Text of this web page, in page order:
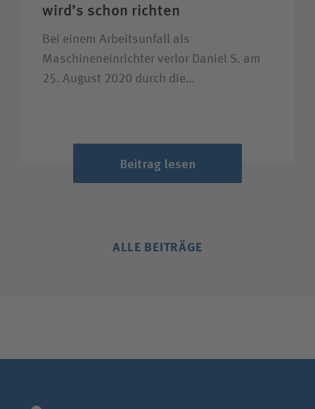
wird’s schon richten
Bei einem Arbeitsunfall als
Maschineneinrichter verlor Daniel S. am
25. August 2020 durch die…
Beitrag lesen
ALLE BEITRÄGE